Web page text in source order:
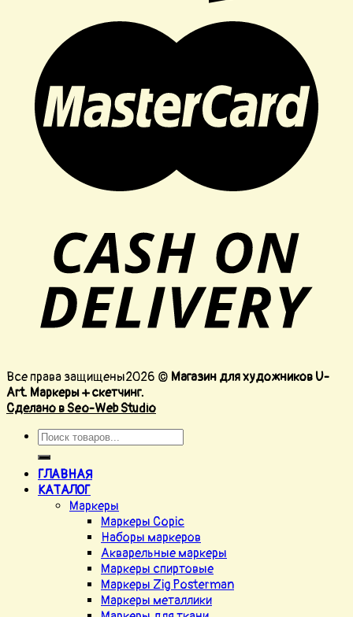
Все права защищены2026 © Магазин для художников U-
Art. Маркеры + скетчинг.
Сделано в Seo-Web Studio
ГЛАВНАЯ
КАТАЛОГ
Маркеры
Маркеры Copic
Наборы маркеров
Акварельные маркеры
Маркеры спиртовые
Маркеры Zig Posterman
Маркеры металлики